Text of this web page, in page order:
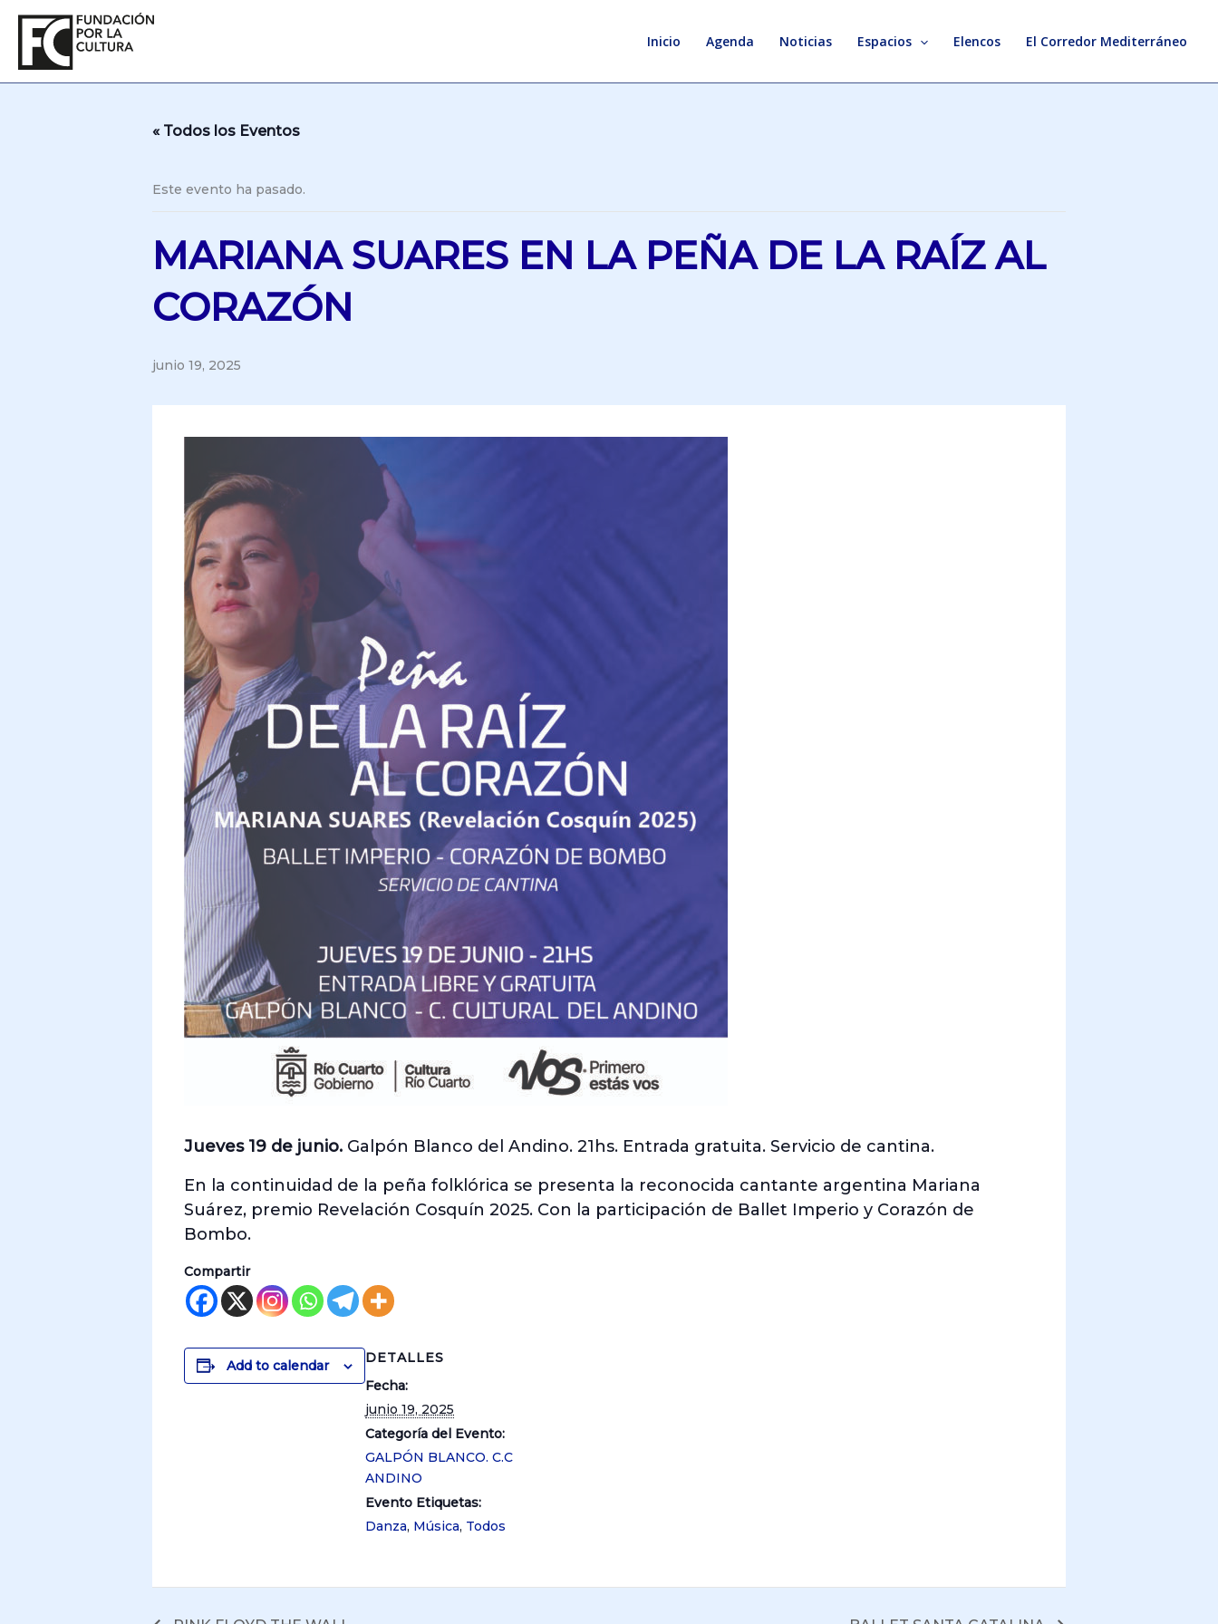
contenido
Inicio Agenda Noticias Espacios Elencos El Corredor Mediterráneo
« Todos los Eventos
Este evento ha pasado.
MARIANA SUARES EN LA PEÑA DE LA RAÍZ AL
CORAZÓN
junio 19, 2025
Jueves 19 de junio. Galpón Blanco del Andino. 21hs. Entrada gratuita. Servicio de cantina.
En la continuidad de la peña folklórica se presenta la reconocida cantante argentina Mariana
Suárez, premio Revelación Cosquín 2025. Con la participación de Ballet Imperio y Corazón de
Bombo.
Compartir
Add to calendar
DETALLES
Fecha:
junio 19, 2025
Categoría del Evento:
GALPÓN BLANCO. C.C
ANDINO
Evento Etiquetas:
Danza, Música, Todos